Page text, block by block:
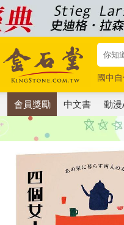
國中
唯紅
會員獎勵 中文書 動漫